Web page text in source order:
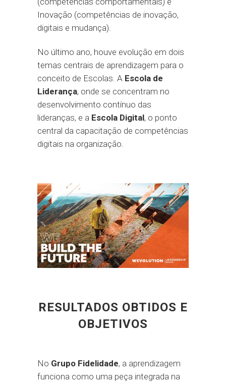
Inovação (competências de inovação,
digitais e mudança).
No último ano, houve evolução em dois
temas centrais de aprendizagem para o
conceito de Escolas. A Escola de
Liderança, onde se concentram no
desenvolvimento contínuo das
lideranças, e a Escola Digital, o ponto
central da capacitação de competências
digitais na organização.
RESULTADOS OBTIDOS E
OBJETIVOS
No Grupo Fidelidade, a aprendizagem
funciona como uma peça integrada na